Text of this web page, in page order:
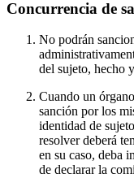
Concurrencia de
No podrán
del sujeto, hecho
Cuando un
sanción por los
identidad de
resolver deberá
en su caso, deba
de declarar la